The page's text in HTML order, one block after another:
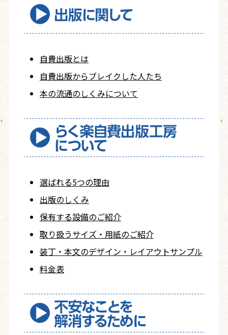
自費出版とは
自費出版からブレイクした人たち
本の流通のしくみについて
選ばれる5つの理由
出版のしくみ
保有する設備のご紹介
取り扱うサイズ・用紙のご紹介
装丁・本文のデザイン・レイアウトサンプル
料金表